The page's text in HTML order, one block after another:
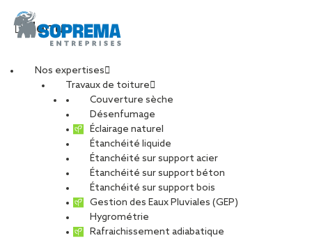
Menu
Nos expertises
Travaux de toiture
Couverture sèche
Désenfumage
Éclairage naturel
Étanchéité liquide
Étanchéité sur support acier
Étanchéité sur support béton
Étanchéité sur support bois
Gestion des Eaux Pluviales (GEP)
Hygrométrie
Rafraichissement adiabatique
20210531_113922-min
PARTAGER
21 septembre 2022